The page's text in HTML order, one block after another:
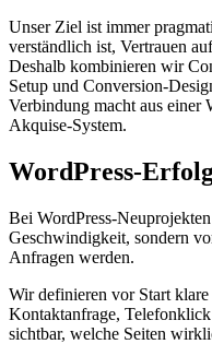
Unser Ziel ist immer
verständlich ist, Vertrauen
Deshalb kombinieren wir
Setup und Conversion-
Verbindung macht aus einer
Akquise-System.
WordPress-
Bei WordPress-
Geschwindigkeit, sondern
Anfragen werden.
Wir definieren vor Start
Kontaktanfrage,
sichtbar, welche Seiten